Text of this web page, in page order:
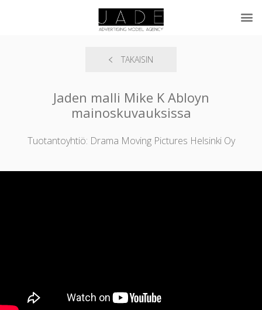
TAKAISIN
Jaden malli Mike K Abloyn
mainoskuvauksissa
Tuotantoyhtiö: Drama Moving Pictures Helsinki Oy